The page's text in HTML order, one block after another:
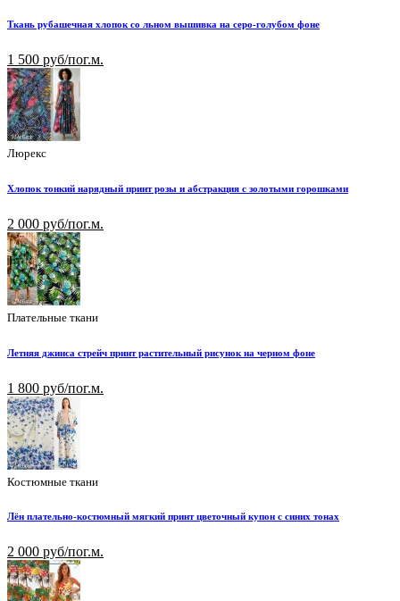
Ткань рубашечная хлопок со льном вышивка на серо-голубом фоне
1 500 руб/пог.м.
Люрекс
Хлопок тонкий нарядный принт розы и абстракция с золотыми горошками
2 000 руб/пог.м.
Плательные ткани
Летняя джинса стрейч принт растительный рисунок на черном фоне
1 800 руб/пог.м.
Костюмные ткани
Лён плательно-костюмный мягкий принт цветочный купон с синих тонах
2 000 руб/пог.м.